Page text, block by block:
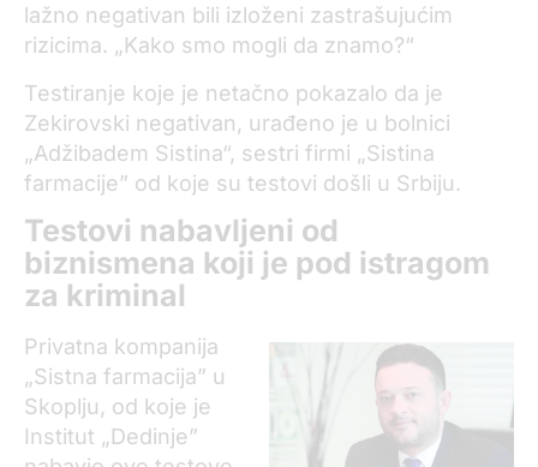
lažno negativan bili izloženi zastrašujućim
rizicima. „Kako smo mogli da znamo?“
Testiranje koje je netačno pokazalo da je
Zekirovski negativan, urađeno je u bolnici
„Adžibadem Sistina“, sestri firmi „Sistina
farmacije” od koje su testovi došli u Srbiju.
Testovi nabavljeni od
biznismena koji je pod istragom
za kriminal
Privatna kompanija
„Sistna farmacija” u
Skoplju, od koje je
Institut „Dedinje”